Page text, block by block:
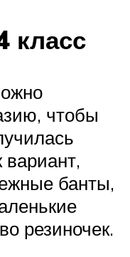
класс
чтобы
вариант,
банты,
резиночек.